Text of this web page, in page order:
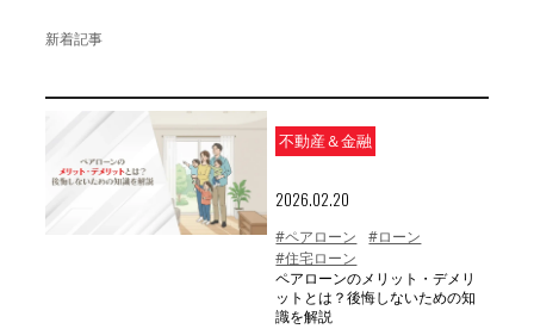
新着記事
不動産＆金融
2026.02.20
#ペアローン
#ローン
#住宅ローン
ペアローンのメリット・デメリ
ットとは？後悔しないための知
識を解説